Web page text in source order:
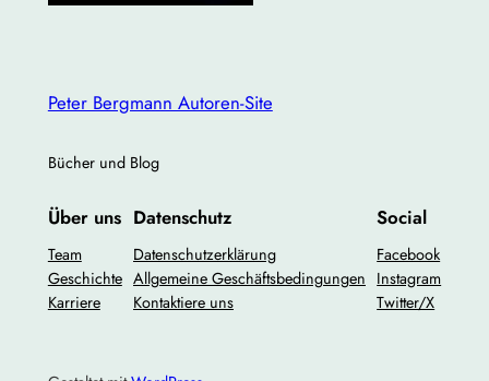
Peter Bergmann Autoren-Site
Bücher und Blog
Über uns
Team
Geschichte
Karriere
Datenschutz
Datenschutzerklärung
Allgemeine Geschäftsbedingungen
Kontaktiere uns
Social
Facebook
Instagram
Twitter/X